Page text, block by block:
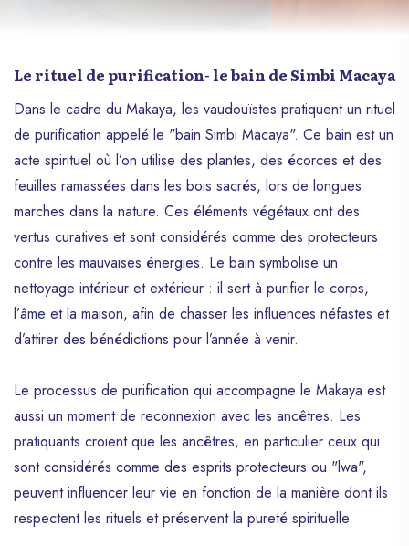
Le rituel de purification- le bain de Simbi Macaya
Dans le cadre du Makaya, les vaudouïstes pratiquent un rituel
de purification appelé le "bain Simbi Macaya". Ce bain est un
acte spirituel où l’on utilise des plantes, des écorces et des
feuilles ramassées dans les bois sacrés, lors de longues
marches dans la nature. Ces éléments végétaux ont des
vertus curatives et sont considérés comme des protecteurs
contre les mauvaises énergies. Le bain symbolise un
nettoyage intérieur et extérieur : il sert à purifier le corps,
l’âme et la maison, afin de chasser les influences néfastes et
d’attirer des bénédictions pour l’année à venir.
Le processus de purification qui accompagne le Makaya est
aussi un moment de reconnexion avec les ancêtres. Les
pratiquants croient que les ancêtres, en particulier ceux qui
sont considérés comme des esprits protecteurs ou "lwa",
peuvent influencer leur vie en fonction de la manière dont ils
respectent les rituels et préservent la pureté spirituelle.